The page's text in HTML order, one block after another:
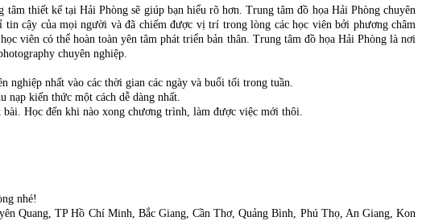
thiết kế tại Hải Phòng sẽ giúp bạn hiểu rõ hơn. Trung tâm đồ họa Hải Phòng chuyên
cậy của mọi người và đã chiếm được vị trí trong lòng các học viên bởi phương châm
viên có thể hoàn toàn yên tâm phát triển bản thân. Trung tâm đồ họa Hải Phòng là nơi
chuyên nghiệp.
nghiệp nhất vào các thời gian các ngày và buổi tối trong tuần.
nạp kiến thức một cách dễ dàng nhất.
Học đến khi nào xong chương trình, làm được việc mới thôi.
nhé!
Quang, TP Hồ Chí Minh, Bắc Giang, Cần Thơ, Quảng Bình, Phú Thọ, An Giang, Kon